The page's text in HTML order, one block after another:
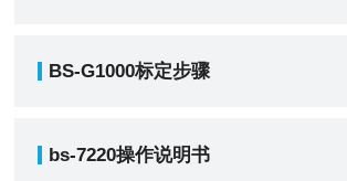
BS-G1000标定步骤
bs-7220操作说明书